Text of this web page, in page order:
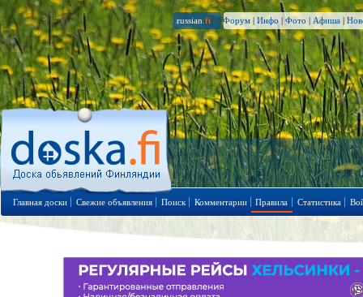
russian .fi Форум | Инфо | Фото | Афиша |
Главная доски Свежие объявления Поиск Комментарии Правила Статистика